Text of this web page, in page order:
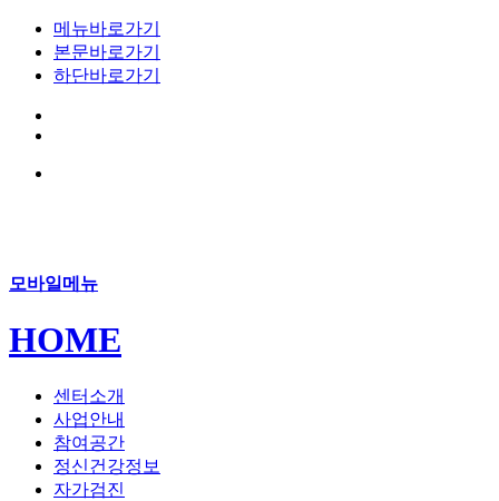
메뉴바로가기
본문바로가기
하단바로가기
모바일메뉴
HOME
센터소개
사업안내
참여공간
정신건강정보
자가검진